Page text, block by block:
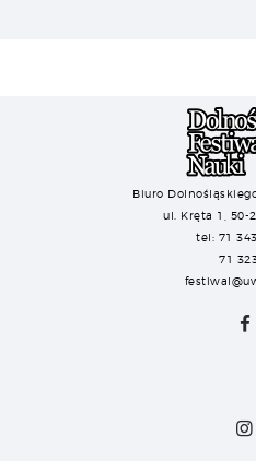
Biuro
ul. Kręta 1, 50-
tel: 71
71 323